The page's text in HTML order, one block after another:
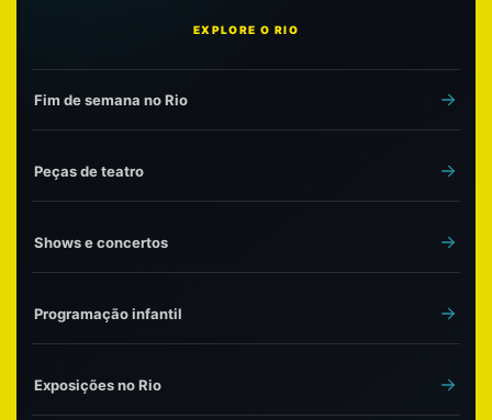
EXPLORE O RIO
Fim de semana no Rio
Peças de teatro
Shows e concertos
Programação infantil
Exposições no Rio